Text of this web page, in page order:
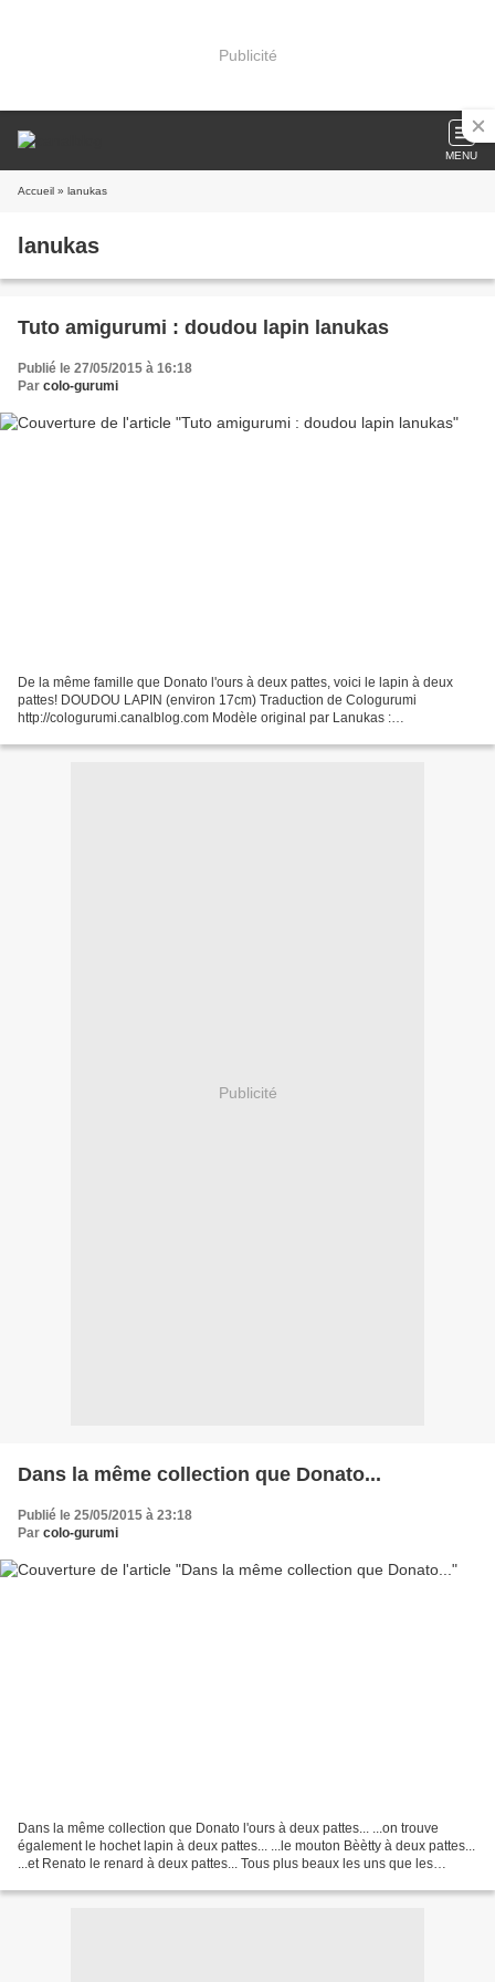
Publicité
MENU
Accueil » lanukas
lanukas
Tuto amigurumi : doudou lapin lanukas
Publié le 27/05/2015 à 16:18
Par colo-gurumi
De la même famille que Donato l'ours à deux pattes, voici le lapin à deux
pattes! DOUDOU LAPIN (environ 17cm) Traduction de Cologurumi
http://cologurumi.canalblog.com Modèle original par Lanukas :
Publicité
Dans la même collection que Donato...
Publié le 25/05/2015 à 23:18
Par colo-gurumi
Dans la même collection que Donato l'ours à deux pattes... ...on trouve
également le hochet lapin à deux pattes... ...le mouton Bèètty à deux pattes...
...et Renato le renard à deux pattes... Tous plus beaux les uns que les